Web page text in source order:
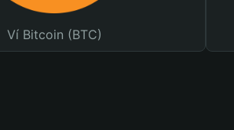
Ví Bitcoin (BTC)